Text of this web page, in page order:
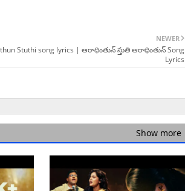
NEWER
Stuthi song lyrics | ఆరాధింతున్ స్తుతి ఆరాధింతున్ Song
Lyrics
Show more